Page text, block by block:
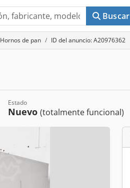
Buscar
Hornos de pan ID del anuncio: A20976362
Estado
Nuevo (totalmente funcional)